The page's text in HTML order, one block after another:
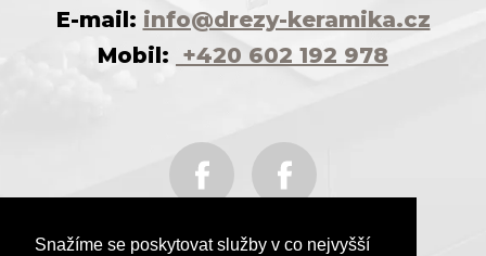
Snažíme se poskytovat služby v co nejvyšší
E-mail: info@drezy-keramika.cz
Mobil: +420 602 192 978